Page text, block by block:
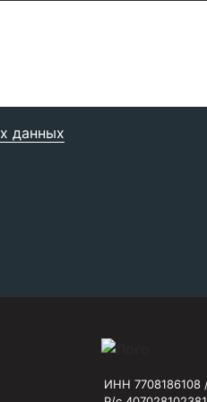
данных
ИНН 7708186108